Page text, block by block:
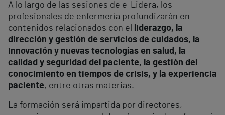
A lo largo de las sesiones de e-Lidera, los
profesionales de enfermería profundizarán en
contenidos relacionados con el
liderazgo, la
dirección y gestión de servicios de cuidados, la
innovación y nuevas tecnologías en salud, la
calidad y seguridad del paciente, la gestión del
conocimiento en tiempos de crisis, y la experiencia
paciente, entre otras materias.
La formación será impartida por directores,